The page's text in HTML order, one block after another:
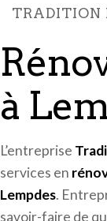
rénovation en bois
à
L’entreprise
services en
Lempdes.
savoir-faire de